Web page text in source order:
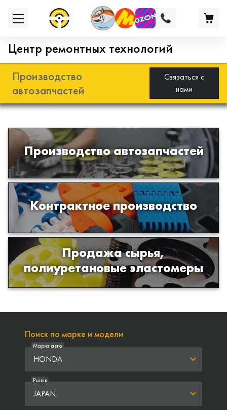
Центр ремонтных технологий
Производство
автозапчастей
Связаться с
нами
Производство автозапчастей
Разработка и производство деталей
из эластомеров для подвески
автомобиля
Контрактное производство
Производство изделий из пластиков
и полимеров по образцам либо
чертежам заказчика
Продажа сырья,
полиуретановые эластомеры
Продажа сырья для производства
изделий из полиуретана
Поиск по марке и модели
HONDA
Марка авто
JAPAN
Рынок